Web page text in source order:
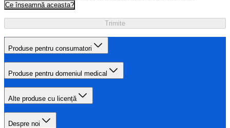
Ce înseamnă aceasta?
Trimite
Produse pentru consumatori
Produse pentru domeniul medical
Alte produse cu licență
Despre noi